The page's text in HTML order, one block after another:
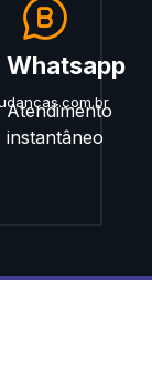
Whatsapp
Atendimento
instantâneo